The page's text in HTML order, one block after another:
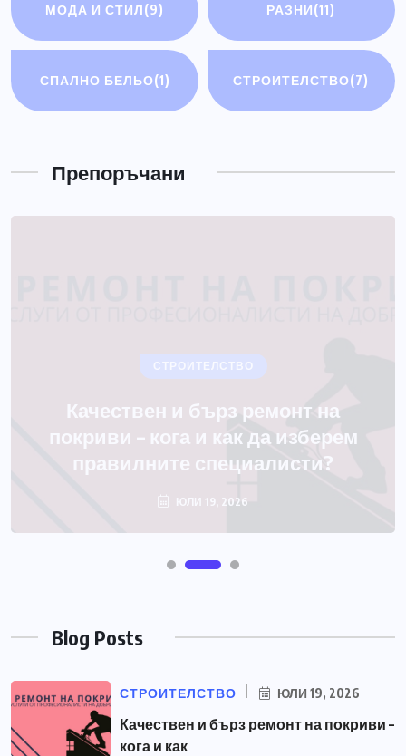
МОДА И СТИЛ(9) РАЗНИ(11)
СПАЛНО БЕЛЬО(1) СТРОИТЕЛСТВО(7)
Препоръчани
РАЗНИ
ЮЛИ 14, 2026
Blog Posts
СТРОИТЕЛСТВО ЮЛИ 19, 2026
Качествен и бърз ремонт на покриви –
кога и как